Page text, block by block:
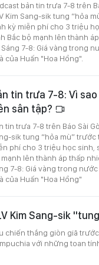
bản tin trưa 7-8 trên
Kim Sang-sik tung “hỏa
kỳ miễn phí cho 3 triệu
Bắc bộ mạnh lên thành
Sáng 7-8: Giá vàng trong
của Huấn "Hoa Hồng".
tin trưa 7-8: Vì
sân tập?
tin trưa 7-8 trên Báo Sài
sik tung “hỏa mù”
phí cho 3 triệu học sinh,
lên thành áp thấp
7-8: Giá vàng trong
của Huấn "Hoa Hồng"
Kim Sang-sik
chiến thắng giòn giã
với những toan